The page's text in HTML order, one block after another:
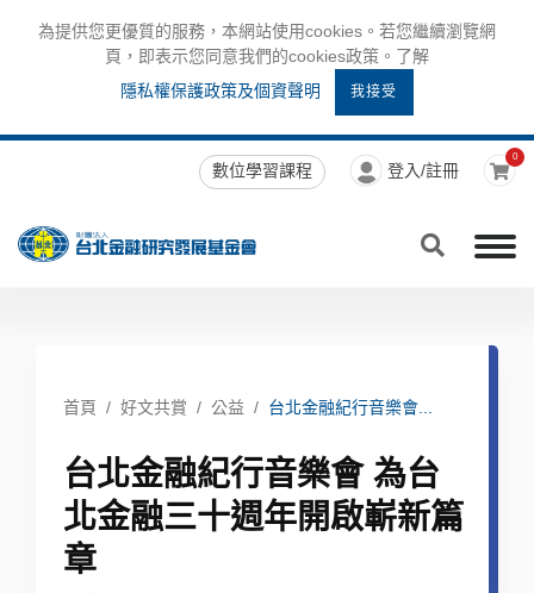
為提供您更優質的服務，本網站使用cookies。若您繼續瀏覽網
頁，即表示您同意我們的cookies政策。了解
隱私權保護政策及個資聲明
我接受
數位學習課程 登入/註冊
0
首頁 好文共賞 公益 台北金融紀行音樂會...
台北金融紀行音樂會 為台
北金融三十週年開啟嶄新篇
章